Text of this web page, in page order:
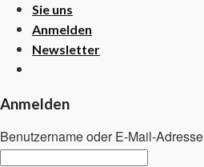
Sie uns
Anmelden
Newsletter
Anmelden
Benutzername oder E-Mail-Adresse